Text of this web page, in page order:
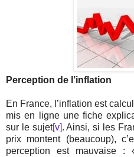
Perception de l’inflation
En France, l’inflation est
mis en ligne une fiche
sur le sujet[v]. Ainsi, si les
prix montent (beaucoup),
perception est mauvaise